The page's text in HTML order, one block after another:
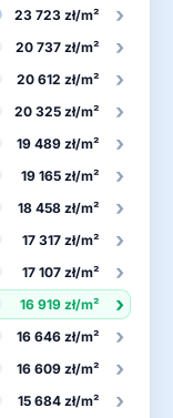
23 723 zł/m² ›
20 737 zł/m² ›
20 612 zł/m² ›
20 325 zł/m² ›
19 489 zł/m² ›
19 165 zł/m² ›
18 458 zł/m² ›
17 317 zł/m² ›
17 107 zł/m² ›
16 919 zł/m² ›
16 646 zł/m² ›
16 609 zł/m² ›
15 684 zł/m² ›